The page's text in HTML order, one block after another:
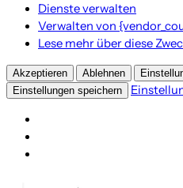
Dienste verwalten
Verwalten von
Lese mehr über diese
Akzeptieren Ablehnen
Einstellungen speichern